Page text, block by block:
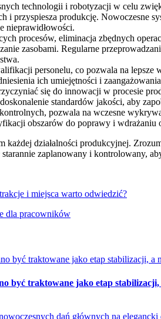
technologii i robotyzacji w celu
i przyspiesza produkcję. Nowoczesne
nieprawidłowości.
procesów, eliminacja zbędnych
zasobami. Regularne
personelu, co pozwala na
ich umiejętności i
się do innowacji w procesie
standardów jakości, aby
pozwala na wczesne
obszarów do poprawy i wdrażaniu
każdej działalności produkcyjnej.
zaplanowany i kontrolowany,
i miejsca warto odwiedzić?
dla pracowników
być traktowane jako etap stabilizacji,